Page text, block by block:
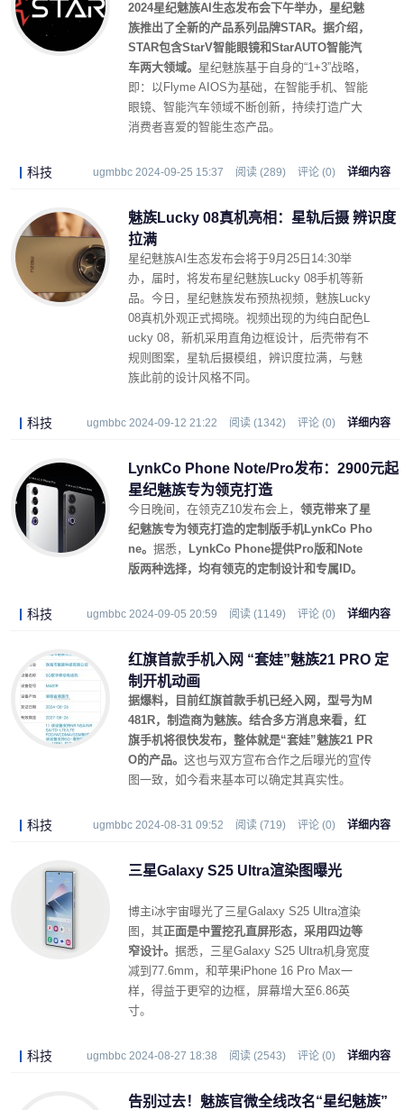
2024星纪魅族AI生态发布会下午举办，星纪魅
族推出了全新的产品系列品牌STAR。据介绍，
STAR包含StarV智能眼镜和StarAUTO智能汽
车两大领域。 星纪魅族基于自身的“1+3”战略，
即：以Flyme AIOS为基础，在智能手机、智能
眼镜、智能汽车领域不断创新，持续打造广大
消费者喜爱的智能生态产品。
科技 ugmbbc 2024-09-25 15:37 阅读 (289) 评论 (0) 详细内容
魅族Lucky 08真机亮相：星轨后摄 辨识度
拉满
星纪魅族AI生态发布会将于9月25日14:30举
办，届时，将发布星纪魅族Lucky 08手机等新
品。今日，星纪魅族发布预热视频，魅族Lucky
08真机外观正式揭晓。视频出现的为纯白配色L
ucky 08，新机采用直角边框设计，后壳带有不
规则图案，星轨后摄模组，辨识度拉满，与魅
族此前的设计风格不同。
科技 ugmbbc 2024-09-12 21:22 阅读 (1342) 评论 (0) 详细内容
LynkCo Phone Note/Pro发布：2900元起
星纪魅族专为领克打造
今日晚间，在领克Z10发布会上， 领克带来了星
纪魅族专为领克打造的定制版手机LynkCo Pho
ne。 据悉，
LynkCo Phone提供Pro版和Note
版两种选择，均有领克的定制设计和专属ID。
科技 ugmbbc 2024-09-05 20:59 阅读 (1149) 评论 (0) 详细内容
红旗首款手机入网 “套娃”魅族21 PRO 定
制开机动画
据爆料，目前红旗首款手机已经入网，型号为M
481R，制造商为魅族。结合多方消息来看，红
旗手机将很快发布，整体就是“套娃”魅族21 PR
O的产品。 这也与双方宣布合作之后曝光的宣传
图一致，如今看来基本可以确定其真实性。
科技 ugmbbc 2024-08-31 09:52 阅读 (719) 评论 (0) 详细内容
三星Galaxy S25 Ultra渲染图曝光
博主i冰宇宙曝光了三星Galaxy S25 Ultra渲染
图，其正面是中置挖孔直屏形态，采用四边等
窄设计。 据悉，三星Galaxy S25 Ultra机身宽度
减到77.6mm，和苹果iPhone 16 Pro Max一
样，得益于更窄的边框，屏幕增大至6.86英
寸。
科技 ugmbbc 2024-08-27 18:38 阅读 (2543) 评论 (0) 详细内容
告别过去！魅族官微全线改名“星纪魅族”